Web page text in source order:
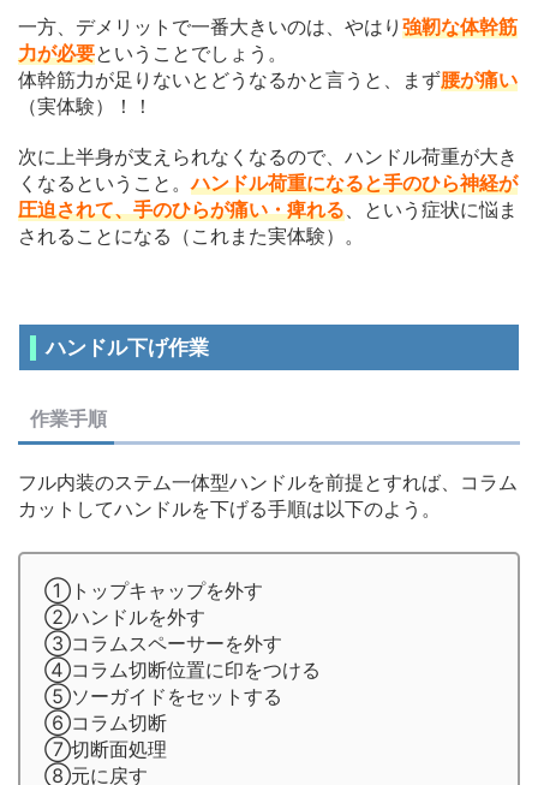
一方、デメリットで一番大きいのは、やはり 強靭な体幹筋
力が必要ということでしょう。
体幹筋力が足りないとどうなるかと言うと、まず腰が痛い
（実体験）！！
次に上半身が支えられなくなるので、ハンドル荷重が大き
くなるということ。ハンドル荷重になると手のひら神経が
圧迫されて、手のひらが痛い・痺れる、という症状に悩ま
されることになる（これまた実体験）。
ハンドル下げ作業
作業手順
フル内装のステム一体型ハンドルを前提とすれば、コラム
カットしてハンドルを下げる手順は以下のよう。
①トップキャップを外す
②ハンドルを外す
➂コラムスペーサーを外す
④コラム切断位置に印をつける
⑤ソーガイドをセットする
⑥コラム切断
⑦切断面処理
⑧元に戻す